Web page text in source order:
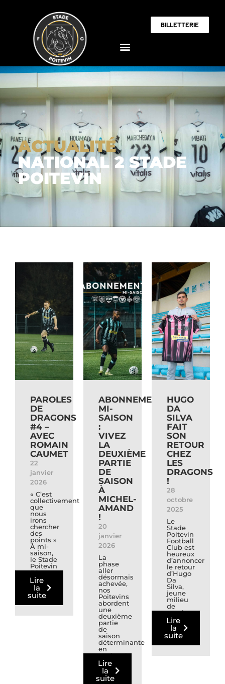
BILLETTERIE
ACTUALITÉ
NATIONAL 2 STADE
POITEVIN
PAROLES
DE
DRAGONS
#4 –
AVEC
ROMAIN
CAUMET
22
janvier
2026
« C’est
collectivement
que
nous
irons
chercher
des
points »
À mi-
saison,
le Stade
Poitevin
FC
occupait
la 7ème
place...
Lire
la
suite
ABONNEMENT
MI-
SAISON
:
VIVEZ
LA
DEUXIÈME
PARTIE
DE
SAISON
À
MICHEL-
AMAND
!
20
janvier
2026
La
phase
aller
désormais
achevée,
nos
Poitevins
abordent
une
deuxième
partie
de
saison
déterminante
en
National
2. Pour
atteindre
l’objectif...
Lire
la
suite
HUGO
DA
SILVA
FAIT
SON
RETOUR
CHEZ
LES
DRAGONS
!
28
octobre
2025
Le
Stade
Poitevin
Football
Club est
heureux
d’annoncer
le retour
d’Hugo
Da
Silva,
jeune
milieu
de
terrain
bien
connu
de...
Lire
la
suite